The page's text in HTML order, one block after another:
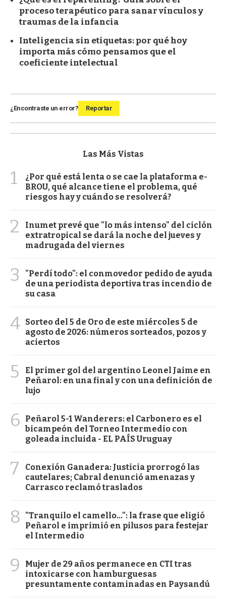
proceso terapéutico para sanar vínculos y
traumas de la infancia
Inteligencia sin etiquetas: por qué hoy
importa más cómo pensamos que el
coeficiente intelectual
¿Encontraste un error? Reportar
Las Más Vistas
1
¿Por qué está lenta o se cae la plataforma e-
BROU, qué alcance tiene el problema, qué
riesgos hay y cuándo se resolverá?
2
Inumet prevé que "lo más intenso" del ciclón
extratropical se dará la noche del jueves y
madrugada del viernes
3
"Perdí todo": el conmovedor pedido de ayuda
de una periodista deportiva tras incendio de
su casa
4 Sorteo del 5 de Oro de este miércoles 5 de
agosto de 2026: números sorteados, pozos y
aciertos
5
El primer gol del argentino Leonel Jaime en
Peñarol: en una final y con una definición de
lujo
6
Peñarol 5-1 Wanderers: el Carbonero es el
bicampeón del Torneo Intermedio con
goleada incluida - EL PAÍS Uruguay
7
Conexión Ganadera: Justicia prorrogó las
cautelares; Cabral denunció amenazas y
Carrasco reclamó traslados
8
"Tranquilo el camello...": la frase que eligió
Peñarol e imprimió en pilusos para festejar
el Intermedio
9
Mujer de 29 años permanece en CTI tras
intoxicarse con hamburguesas
presuntamente contaminadas en Paysandú